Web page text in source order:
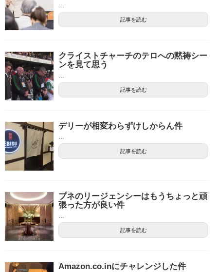
...
記事を読む
クライストチャーチのテロへの黙祷シー
ンを見て思う
...
記事を読む
デリーが相変わらずけしからん件
...
記事を読む
プネのリージェンシーはもうちょっと頑
張った方が良い件
...
記事を読む
Amazon.co.inにチャレンジした件